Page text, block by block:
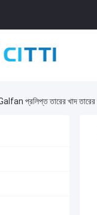
প্রলিপ্ত তারের খাদ তারের